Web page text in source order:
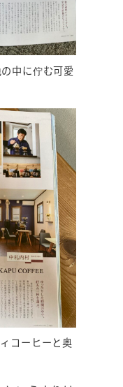
中に佇む可愛
コーヒーと奥